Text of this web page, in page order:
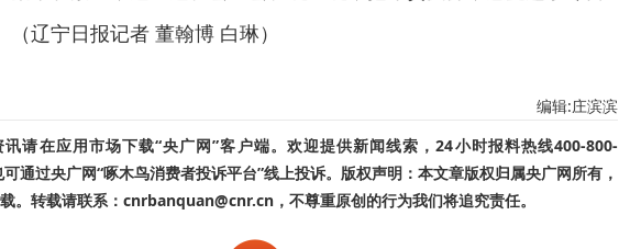
（辽宁日报记者 董翰博 白琳）
编辑:庄滨滨
讯请在应用市场下载“央广网”客户端。欢迎提供新闻线索，24小时报料热线400-800-
通过央广网“啄木鸟消费者投诉平台”线上投诉。版权声明：本文章版权归属央广网所有，
。转载请联系：cnrbanquan@cnr.cn，不尊重原创的行为我们将追究责任。